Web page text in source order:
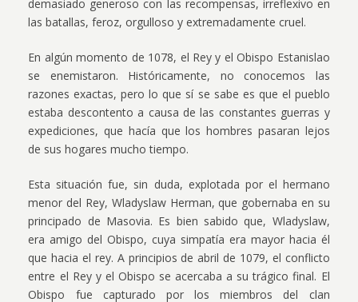
demasiado generoso con las recompensas, irreflexivo en
las batallas, feroz, orgulloso y extremadamente cruel.
En algún momento de 1078, el Rey y el Obispo Estanislao
se enemistaron. Históricamente, no conocemos las
razones exactas, pero lo que sí se sabe es que el pueblo
estaba descontento a causa de las constantes guerras y
expediciones, que hacía que los hombres pasaran lejos
de sus hogares mucho tiempo.
Esta situación fue, sin duda, explotada por el hermano
menor del Rey, Wladyslaw Herman, que gobernaba en su
principado de Masovia. Es bien sabido que, Wladyslaw,
era amigo del Obispo, cuya simpatía era mayor hacia él
que hacia el rey. A principios de abril de 1079, el conflicto
entre el Rey y el Obispo se acercaba a su trágico final. El
Obispo fue capturado por los miembros del clan